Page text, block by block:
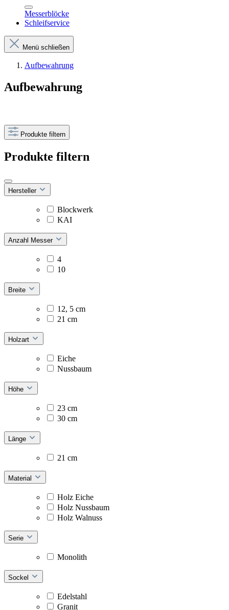
Messerblöcke
Schleifservice
Menü schließen
Aufbewahrung
Aufbewahrung
Produkte filtern
Produkte filtern
Hersteller
Blockwerk
KAI
Anzahl Messer
4
10
Breite
12, 5 cm
21 cm
Holzart
Eiche
Nussbaum
Höhe
23 cm
30 cm
Länge
21 cm
Material
Holz Eiche
Holz Nussbaum
Holz Walnuss
Serie
Monolith
Sockel
Edelstahl
Granit